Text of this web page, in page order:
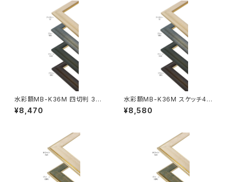
水彩額MB-K36M 四切判 347
×423ミリ
¥8,470
水彩額MB-K36M スケッチ4F
352×443ミリ
¥8,580